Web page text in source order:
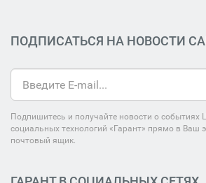
ПОДПИСАТЬСЯ НА НОВОСТИ
Подпишитесь и получайте новости о событиях
социальных технологий «Гарант» прямо в Ваш
почтовый ящик.